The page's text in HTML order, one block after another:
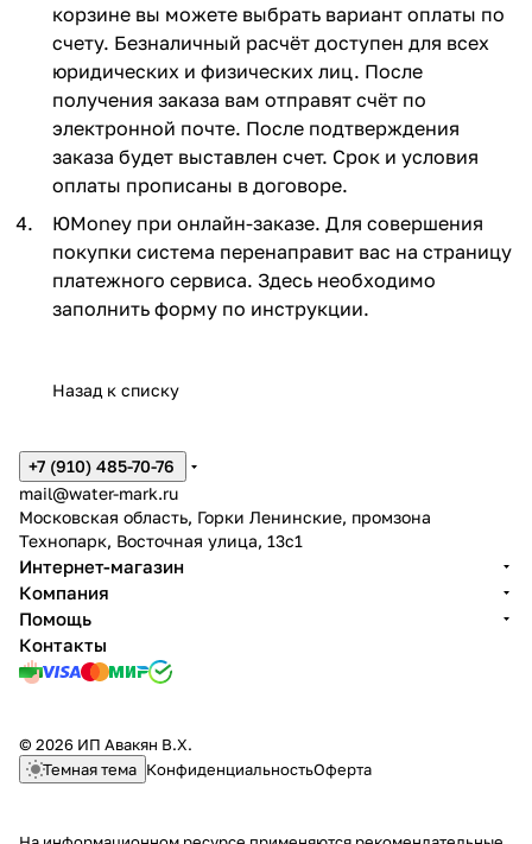
корзине вы можете выбрать вариант оплаты по
счету. Безналичный расчёт доступен для всех
юридических и физических лиц. После
получения заказа вам отправят счёт по
электронной почте. После подтверждения
заказа будет выставлен счет. Срок и условия
оплаты прописаны в договоре.
ЮMoney при онлайн-заказе. Для совершения
покупки система перенаправит вас на страницу
платежного сервиса. Здесь необходимо
заполнить форму по инструкции.
Назад к списку
+7 (910) 485-70-76
mail@water-mark.ru
Московская область, Горки Ленинские, промзона
Технопарк, Восточная улица, 13с1
Интернет-магазин
Компания
Помощь
Контакты
© 2026 ИП Авакян В.Х.
Темная тема КонфиденциальностьОферта